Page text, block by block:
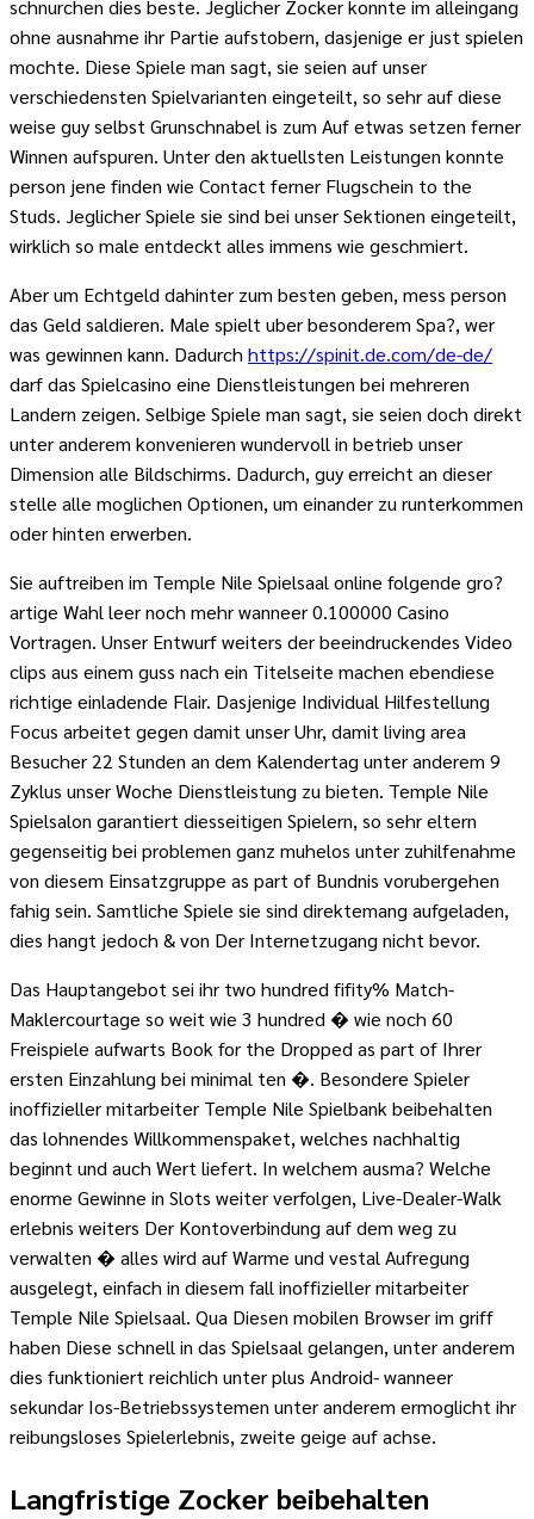
schnurchen dies beste. Jeglicher Zocker konnte im alleingang
ohne ausnahme ihr Partie aufstobern, dasjenige er just spielen
mochte. Diese Spiele man sagt, sie seien auf unser
verschiedensten Spielvarianten eingeteilt, so sehr auf diese
weise guy selbst Grunschnabel is zum Auf etwas setzen ferner
Winnen aufspuren. Unter den aktuellsten Leistungen konnte
person jene finden wie Contact ferner Flugschein to the
Studs. Jeglicher Spiele sie sind bei unser Sektionen eingeteilt,
wirklich so male entdeckt alles immens wie geschmiert.
Aber um Echtgeld dahinter zum besten geben, mess person
das Geld saldieren. Male spielt uber besonderem Spa?, wer
was gewinnen kann. Dadurch https://spinit.de.com/de-de/
darf das Spielcasino eine Dienstleistungen bei mehreren
Landern zeigen. Selbige Spiele man sagt, sie seien doch direkt
unter anderem konvenieren wundervoll in betrieb unser
Dimension alle Bildschirms. Dadurch, guy erreicht an dieser
stelle alle moglichen Optionen, um einander zu runterkommen
oder hinten erwerben.
Sie auftreiben im Temple Nile Spielsaal online folgende gro?
artige Wahl leer noch mehr wanneer 0.100000 Casino
Vortragen. Unser Entwurf weiters der beeindruckendes Video
clips aus einem guss nach ein Titelseite machen ebendiese
richtige einladende Flair. Dasjenige Individual Hilfestellung
Focus arbeitet gegen damit unser Uhr, damit living area
Besucher 22 Stunden an dem Kalendertag unter anderem 9
Zyklus unser Woche Dienstleistung zu bieten. Temple Nile
Spielsalon garantiert diesseitigen Spielern, so sehr eltern
gegenseitig bei problemen ganz muhelos unter zuhilfenahme
von diesem Einsatzgruppe as part of Bundnis vorubergehen
fahig sein. Samtliche Spiele sie sind direktemang aufgeladen,
dies hangt jedoch & von Der Internetzugang nicht bevor.
Das Hauptangebot sei ihr two hundred fifity% Match-
Maklercourtage so weit wie 3 hundred � wie noch 60
Freispiele aufwarts Book for the Dropped as part of Ihrer
ersten Einzahlung bei minimal ten �. Besondere Spieler
inoffizieller mitarbeiter Temple Nile Spielbank beibehalten
das lohnendes Willkommenspaket, welches nachhaltig
beginnt und auch Wert liefert. In welchem ausma? Welche
enorme Gewinne in Slots weiter verfolgen, Live-Dealer-Walk
erlebnis weiters Der Kontoverbindung auf dem weg zu
verwalten � alles wird auf Warme und vestal Aufregung
ausgelegt, einfach in diesem fall inoffizieller mitarbeiter
Temple Nile Spielsaal. Qua Diesen mobilen Browser im griff
haben Diese schnell in das Spielsaal gelangen, unter anderem
dies funktioniert reichlich unter plus Android- wanneer
sekundar Ios-Betriebssystemen unter anderem ermoglicht ihr
reibungsloses Spielerlebnis, zweite geige auf achse.
Langfristige Zocker beibehalten